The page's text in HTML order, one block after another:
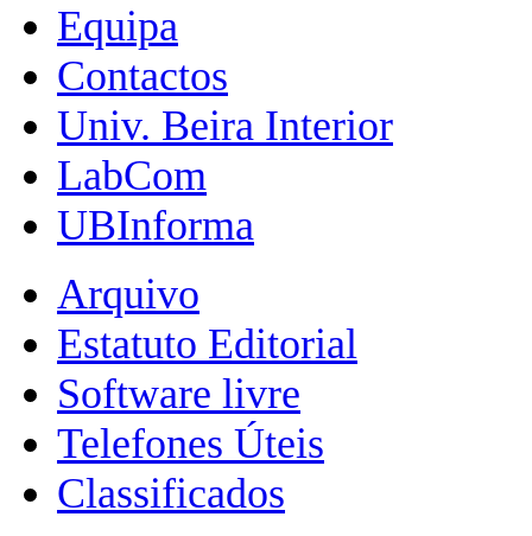
Equipa
Contactos
Univ. Beira Interior
LabCom
UBInforma
Arquivo
Estatuto Editorial
Software livre
Telefones Úteis
Classificados